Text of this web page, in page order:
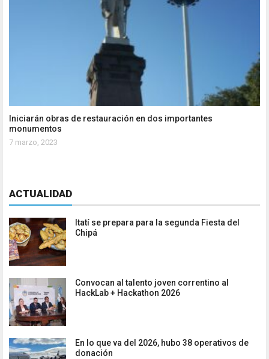
Iniciarán obras de restauración en dos importantes
monumentos
7 marzo, 2023
ACTUALIDAD
Itatí se prepara para la segunda Fiesta del
Chipá
Convocan al talento joven correntino al
HackLab + Hackathon 2026
En lo que va del 2026, hubo 38 operativos de
donación